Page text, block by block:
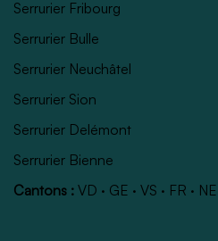
Serrurier Fribourg
Serrurier Bulle
Serrurier Neuchâtel
Serrurier Sion
Serrurier Delémont
Serrurier Bienne
Cantons : VD · GE · VS · FR · NE